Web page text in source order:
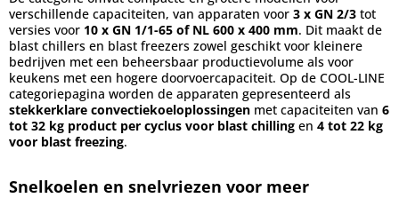
verschillende capaciteiten, van apparaten voor 3 x GN 2/3 tot
versies voor 10 x GN 1/1-65 of NL 600 x 400 mm. Dit maakt de
blast chillers en blast freezers zowel geschikt voor kleinere
bedrijven met een beheersbaar productievolume als voor
keukens met een hogere doorvoercapaciteit. Op de COOL-LINE
categoriepagina worden de apparaten gepresenteerd als
stekkerklare convectiekoeloplossingen met capaciteiten van 6
tot 32 kg product per cyclus voor blast chilling en 4 tot 22 kg
voor blast freezing.
Snelkoelen en snelvriezen voor meer